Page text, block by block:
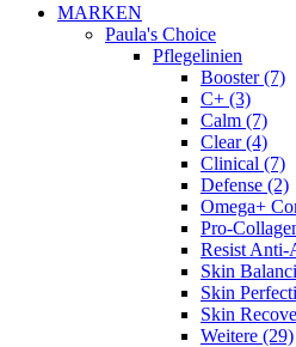
MARKEN
Paula's Choice
Pflegelinien
Booster (7)
C+ (3)
Calm (7)
Clear (4)
Clinical (7)
Defense (2)
Omega+
Pro-
Resist Anti-
Skin
Skin
Skin
Weitere (29)